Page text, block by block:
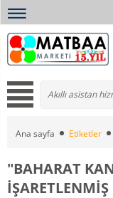
Ana sayfa Etiketler
"BAHARAT
IŞARETLENMIŞ